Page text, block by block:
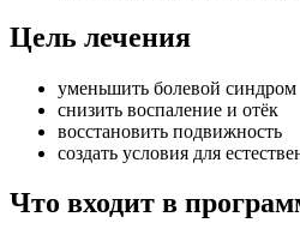
Цель лечения
уменьшить болевой синдром
снизить воспаление и отёк
восстановить подвижность
создать условия для
Что входит в